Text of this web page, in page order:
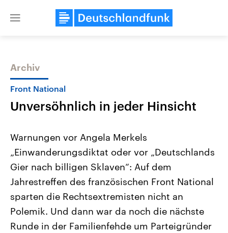
Close
Themen
Landtagswahl Sachsen-Anhalt
2026
Alle Informationen
Sachsen-Anhalt wählt am 6.
September 2026 einen neuen
Bundesland von einer Koalition aus
Aktuelle Beiträge,
Hintergründe
Wirtschaftlich und
gehören die Vereinigten
mit großem Einfluss auf
Archiv
Front National
Unversöhnlich in jeder Hinsicht
Warnungen vor Angela Merkels
„Einwanderungsdiktat oder vor „Deutschlands
Gier nach billigen Sklaven“: Auf dem
Jahrestreffen des französischen Front National
sparten die Rechtsextremisten nicht an
Polemik. Und dann war da noch die nächste
Runde in der Familienfehde um Parteigründer